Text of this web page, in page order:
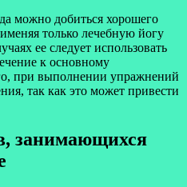
можно добиться хорошего
только лечебную йогу
ее следует использовать
к основному
при выполнении упражнений
так как это может привести
занимающихся